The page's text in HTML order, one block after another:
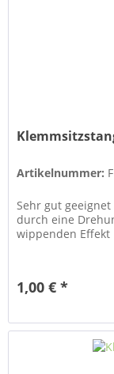
Artikelnummer:
Sehr gut
durch eine
wippenden Effekt
1,00 € *